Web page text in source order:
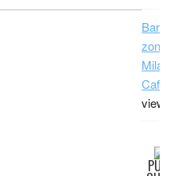
Bar
zona
Caffè